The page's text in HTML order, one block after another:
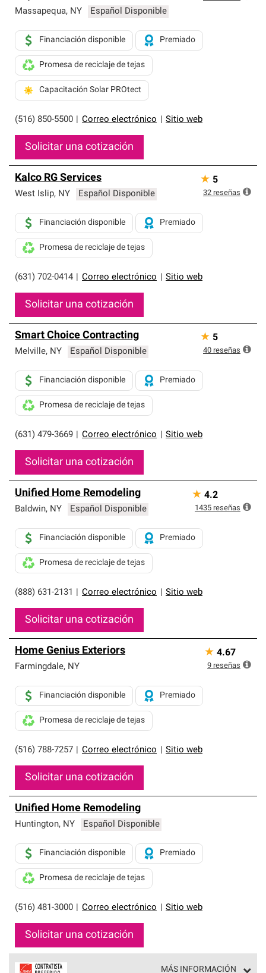
Massapequa, NY Español Disponible
(516) 850-5500 Correo electrónico Sitio web
Financiación disponible Premiado
Promesa de reciclaje de tejas
Capacitación Solar PROtect
Solicitar una cotización
Kalco RG Services
West Islip, NY Español Disponible
(631) 702-0414 Correo electrónico Sitio web
Financiación disponible Premiado
Promesa de reciclaje de tejas
Solicitar una cotización
★ 5
32 reseñas
Smart Choice Contracting
Melville, NY Español Disponible
(631) 479-3669 Correo electrónico Sitio web
Financiación disponible Premiado
Promesa de reciclaje de tejas
Solicitar una cotización
★ 5
40 reseñas
Unified Home Remodeling
Baldwin, NY Español Disponible
(888) 631-2131 Correo electrónico Sitio web
Financiación disponible Premiado
Promesa de reciclaje de tejas
Solicitar una cotización
★ 4.2
1435 reseñas
Home Genius Exteriors
Farmingdale, NY
(516) 788-7257 Correo electrónico Sitio web
Financiación disponible Premiado
Promesa de reciclaje de tejas
Solicitar una cotización
★ 4.67
9 reseñas
Unified Home Remodeling
Huntington, NY Español Disponible
(516) 481-3000 Correo electrónico Sitio web
Financiación disponible Premiado
Promesa de reciclaje de tejas
Solicitar una cotización
MÁS INFORMACIÓN